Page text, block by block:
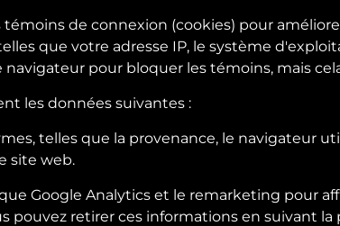
de connexion (cookies) pour
que votre adresse IP, le système
pour bloquer les témoins, mais
les données suivantes :
telles que la provenance, le navigateur
site web.
Google Analytics et le remarketing pour
pouvez retirer ces informations en suivant